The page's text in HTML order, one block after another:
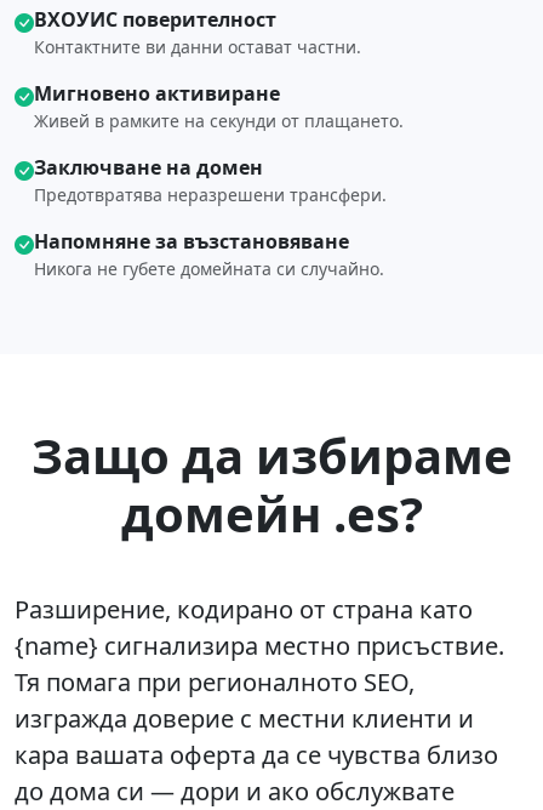
ВХОУИС поверителност
Контактните ви данни остават частни.
Мигновено активиране
Живей в рамките на секунди от плащането.
Заключване на домен
Предотвратява неразрешени трансфери.
Напомняне за възстановяване
Никога не губете домейната си случайно.
Защо да избираме
домейн .es?
Разширение, кодирано от страна като
{name} сигнализира местно присъствие.
Тя помага при регионалното SEO,
изгражда доверие с местни клиенти и
кара вашата оферта да се чувства близо
до дома си — дори и ако обслужвате